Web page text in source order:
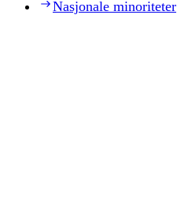
Nasjonale minoriteter